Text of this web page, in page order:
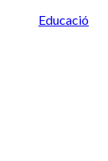
Educació